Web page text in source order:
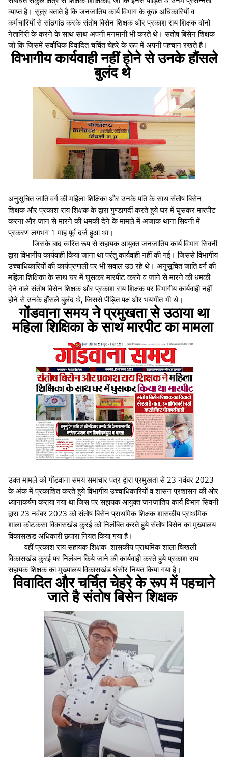
व्याप्त है। सूत्र बताते है कि जनजातिय कार्य विभाग के कुछ अधिकारियों व
कर्मचारियों से सांठगांठ करके संतोष बिसेन शिक्षक और प्रकाश राय शिक्षक दोनो
नेतागिरी के करने के साथ साथ अपनी मनमानी भी करते थे। संतोष बिसेन शिक्षक
जो कि जिसमें सर्वाधिक विवादित चर्चित चेहरे के रूप में अपनी पहचान रखते है।
विभागीय कार्यवाही नहीं होने से उनके हौंसले
बुलंद थे
अनुसूचित जाति वर्ग की महिला शिक्षिका और उनके पति के साथ संतोष बिसेन
शिक्षक और प्रकाश राय शिक्षक के द्वारा गुण्डागर्दी करते हुये घर में घुसकर मारपीट
करना और जान से मारने की धमकी देने के मामले में अजाक थाना सिवनी में
प्रकरण लगभग 1 माह पूर्व दर्ज हुआ था।
जिसके बाद त्वरित रूप से सहायक आयुक्त जनजातिय कार्य विभाग सिवनी
द्वारा विभागीय कार्यवाही किया जाना था परंतु कार्यवाही नहीं की गई। जिससे विभागीय
उच्चाधिकारियों की कार्यप्रणाली पर भी सवाल उठ रहे थे। अनुसूचित जाति वर्ग की
महिला शिक्षिका के साथ घर में घुसकर मारपीट करने व जाने से मारने की धमकी
देने वाले संतोष बिसेन शिक्षक और प्रकाश राय शिक्षक पर विभागीय कार्यवाही नहीं
होने से उनके हौंसले बुलंद थे, जिससे पीड़ित पक्ष और भयभीत भी थे।
गोंडवाना समय ने प्रमुखता से उठाया था
महिला शिक्षिका के साथ मारपीट का मामला
उक्त मामले को गोंडवाना समय समाचार पत्र द्वारा प्रमुखता से 23 नवंबर 2023
के अंक में प्रकाशित करते हुये विभागीय उच्चाधिकारियों व शासन प्रशासन की ओर
ध्यानाकर्षण कराया गया था जिस पर सहायक आयुक्त जनजातिय कार्य विभाग सिवनी
द्वारा 23 नवंबर 2023 को संतोष बिसेन प्राथमिक शिक्षक शासकीय प्राथमिक
शाला कोटकसा विकासखंड कुरई को निलंबित करते हुये संतोष बिसेन का मुख्यालय
विकासखंड अधिकारी छपारा नियत किया गया है।
वहीं प्रकाश राय सहायक शिक्षक शासकीय प्राथमिक शाला चिखली
विकासखंड कुरई पर निलंबन किये जाने की कार्यवाही करते हुये प्रकाश राय
सहायक शिक्षक का मुख्यालय विकासखंड घंसौर नियत किया गया है।
विवादित और चर्चित चेहरे के रूप में पहचाने
जाते है संतोष बिसेन शिक्षक